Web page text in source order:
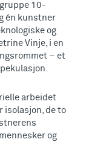
10-
én kunstner
og
Vinje, i en
– et
arbeidet
isolasjon, de to
og